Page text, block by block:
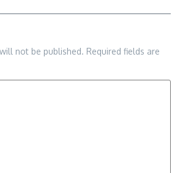
not be published. Required fields are